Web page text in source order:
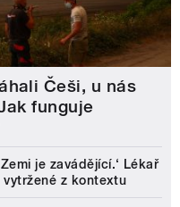
Češi, u nás
funguje
je zavádějící.‘ Lékař
z kontextu